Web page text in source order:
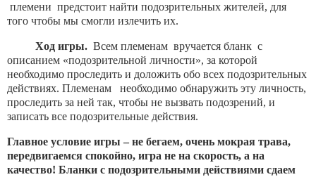
племени предстоит найти подозрительных жителей, для
того чтобы мы смогли излечить их.
Ход игры. Всем племенам вручается бланк с
описанием «подозрительной личности», за которой
необходимо проследить и доложить обо всех подозрительных
действиях. Племенам необходимо обнаружить эту личность,
проследить за ней так, чтобы не вызвать подозрений, и
записать все подозрительные действия.
Главное условие игры – не бегаем, очень мокрая трава,
передвигаемся спокойно, игра не на скорость, а на
качество! Бланки с подозрительными действиями сдаем